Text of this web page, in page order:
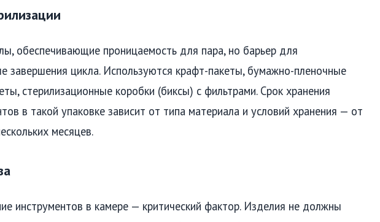
обеспечивающие проницаемость для пара, но барьер для
завершения цикла. Используются крафт-пакеты, бумажно-пленочные
стерилизационные коробки (биксы) с фильтрами. Срок хранения
в такой упаковке зависит от типа материала и условий хранения — от
месяцев.
инструментов в камере — критический фактор. Изделия не должны